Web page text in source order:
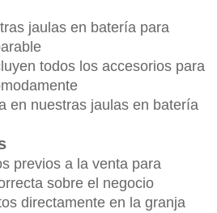
jaulas en batería para
todos los accesorios para
en nuestras jaulas en batería
previos a la venta para
sobre el negocio
directamente en la granja